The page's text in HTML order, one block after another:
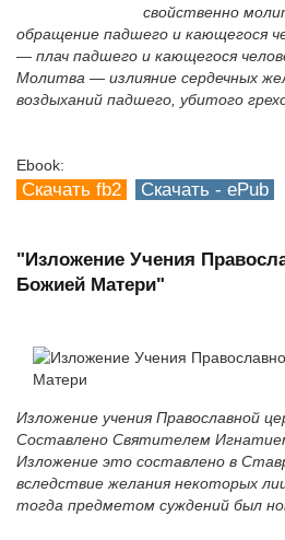
свойственно
обращение падшего и кающегося
— плач падшего и кающегося
Молитва — излияние сердечных
воздыханий падшего, убитого
Ebook:
Скачать fb2 Скачать - ePub
"Изложение Учения
Божией Матери"
Изложение учения Православной
Составлено Святителем
Изложение это составлено в
вследствие желания некоторых
тогда предметом суждений был